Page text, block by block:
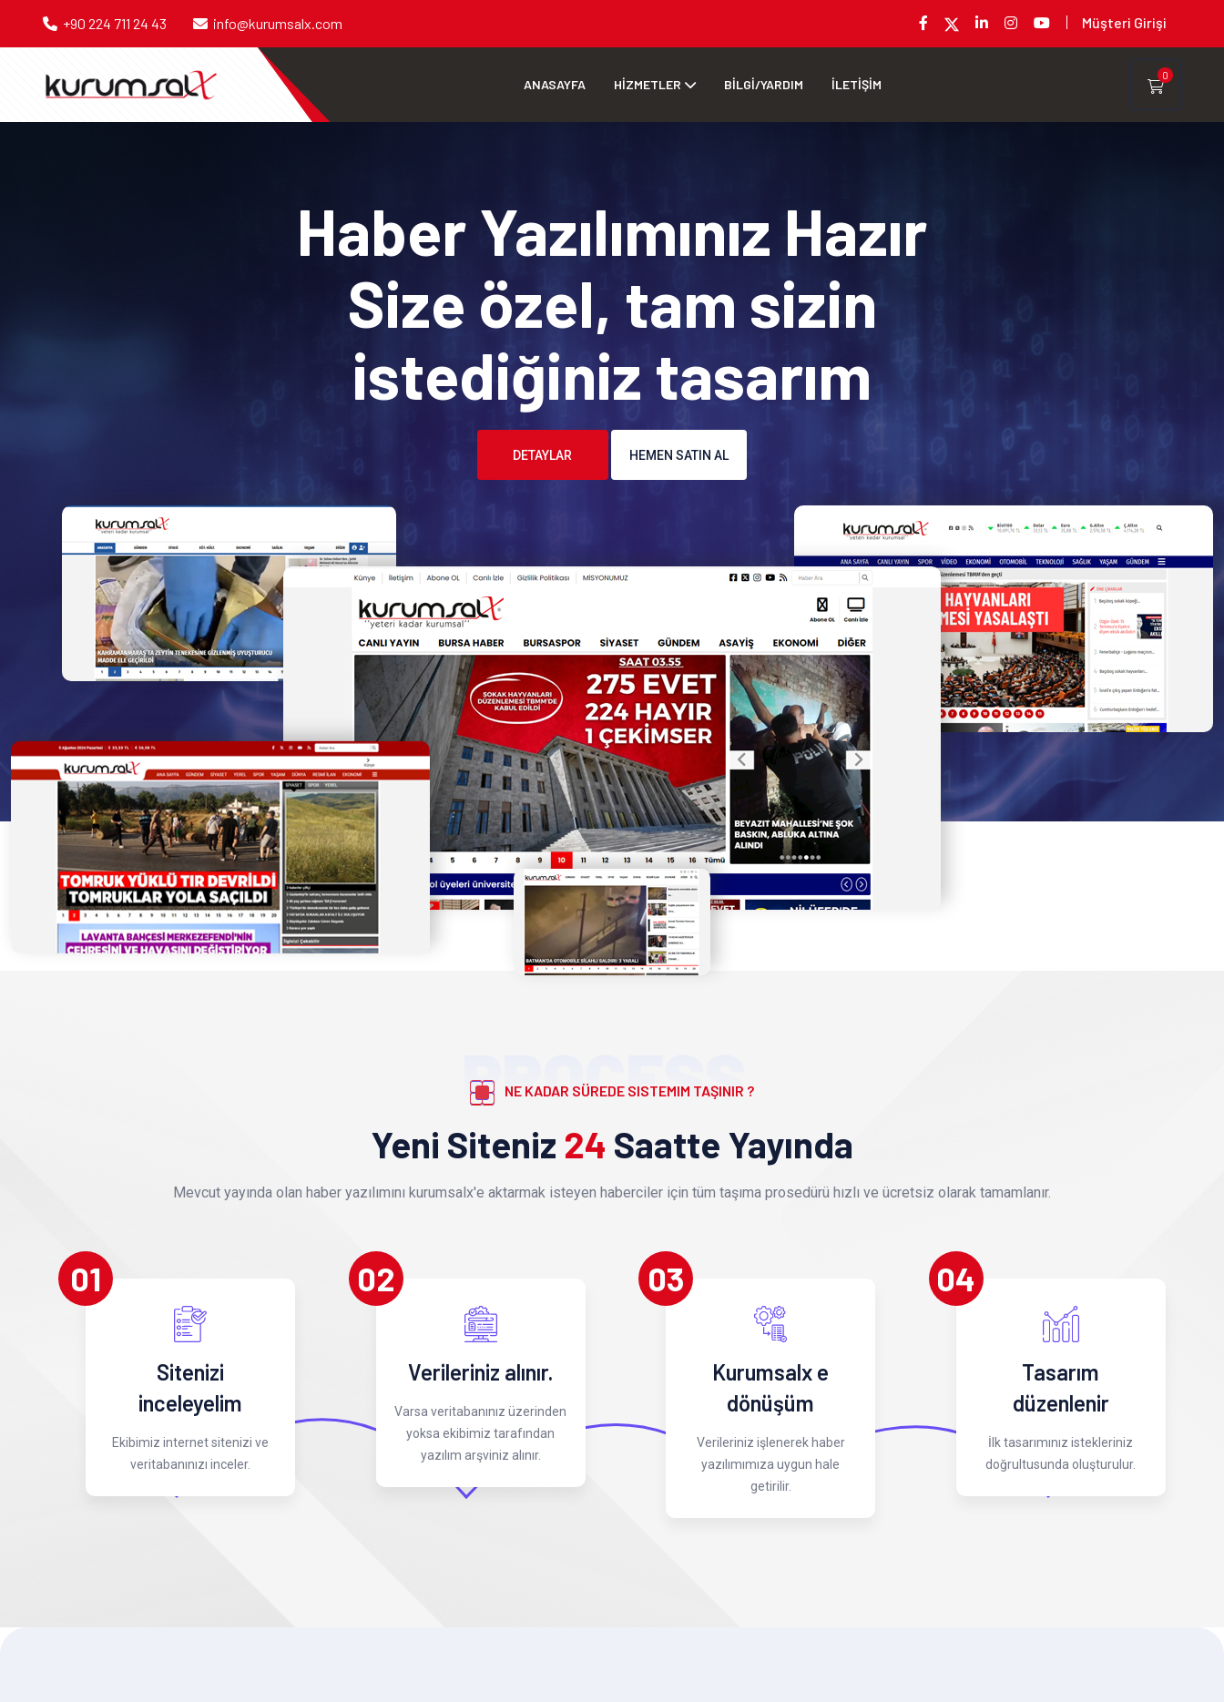
+90 224 711 24 43 info@kurumsalx.com Müşteri Girişi
ANASAYFA HİZMETLER BİLGİ/YARDIM İLETİŞİM
0
Haber Yazılımınız Hazır
Size özel, tam sizin
istediğiniz tasarım
DETAYLAR HEMEN SATIN AL
PROCESS
NE KADAR SÜREDE SISTEMIM TAŞINIR ?
Yeni Siteniz 24 Saatte Yayında
Mevcut yayında olan haber yazılımını kurumsalx'e aktarmak isteyen haberciler için tüm taşıma prosedürü hızlı ve ücretsiz olarak tamamlanır.
01
Sitenizi
inceleyelim
Ekibimiz internet sitenizi ve
veritabanınızı inceler.
02
Verileriniz alınır.
Varsa veritabanınız üzerinden
yoksa ekibimiz tarafından
yazılım arşviniz alınır.
03
Kurumsalx e
dönüşüm
Verileriniz işlenerek haber
yazılımımıza uygun hale
getirilir.
04
Tasarım
düzenlenir
İlk tasarımınız istekleriniz
doğrultusunda oluşturulur.